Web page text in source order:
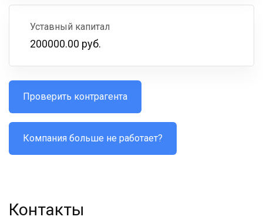
Уставный капитал
200000.00 руб.
Проверить контрагента
Компания больше не работает?
Контакты